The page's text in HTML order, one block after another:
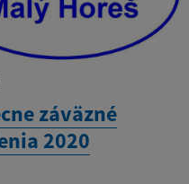
záväzné
2020